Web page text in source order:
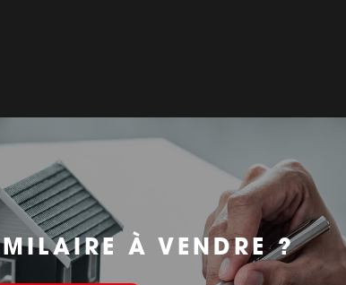
À VENDRE ?